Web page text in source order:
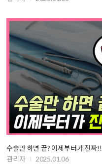
수술만 하면 끝? 이제부터가 진짜!!
관리자
2025.01.06